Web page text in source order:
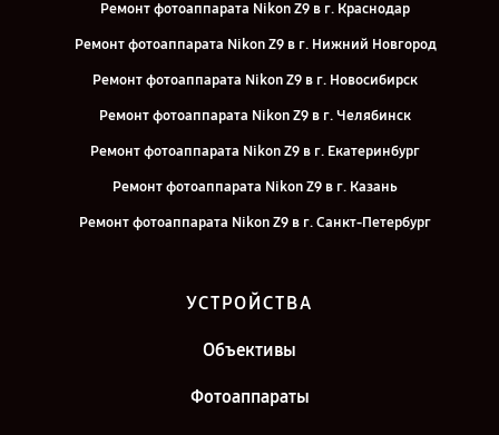
Ремонт фотоаппарата Nikon Z9 в г. Краснодар
Ремонт фотоаппарата Nikon Z9 в г. Нижний Новгород
Ремонт фотоаппарата Nikon Z9 в г. Новосибирск
Ремонт фотоаппарата Nikon Z9 в г. Челябинск
Ремонт фотоаппарата Nikon Z9 в г. Екатеринбург
Ремонт фотоаппарата Nikon Z9 в г. Казань
Ремонт фотоаппарата Nikon Z9 в г. Санкт-Петербург
УСТРОЙСТВА
Объективы
Фотоаппараты